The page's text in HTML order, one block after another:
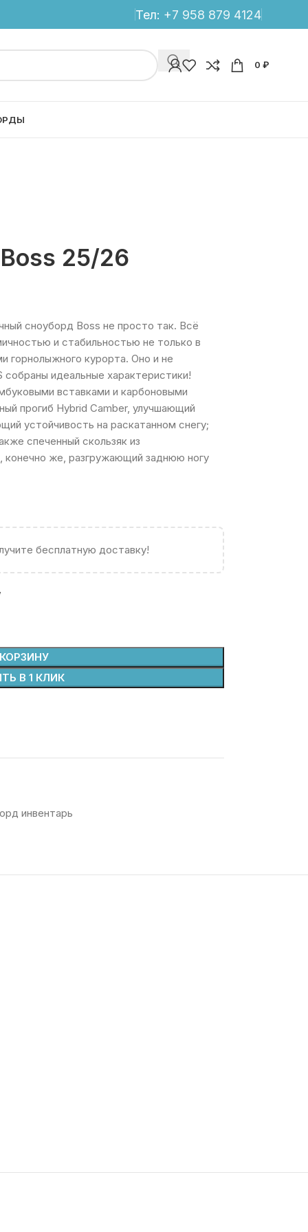
Тел: +7 958 879 4124
0 ₽
25/26
сноуборд Boss не просто так. Всё
и стабильностью не только в
горнолыжного курорта. Оно и не
собраны идеальные характеристики!
вставками и карбоновыми
прогиб Hybrid Camber, улучшающий
устойчивость на раскатанном снегу;
спеченный скользяк из
конечно же, разгружающий заднюю ногу
бесплатную доставку!
В 1 КЛИК
инвентарь